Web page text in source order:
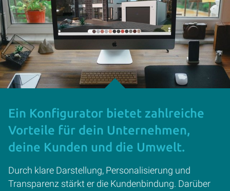
Ein Konfigurator bietet zahlreiche
Vorteile für dein Unternehmen,
deine Kunden und die Umwelt.
Durch klare Darstellung, Personalisierung und
Transparenz stärkt er die Kundenbindung. Darüber